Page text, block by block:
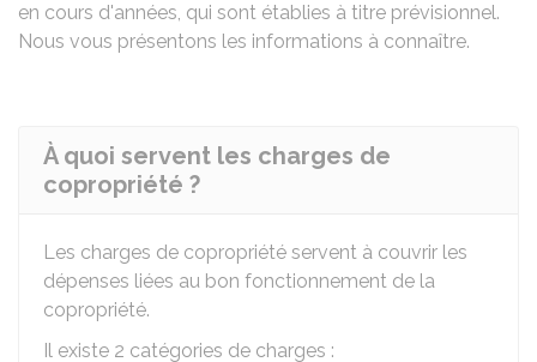
en cours d'années, qui sont établies à titre prévisionnel.
Nous vous présentons les informations à connaître.
À quoi servent les charges de
copropriété ?
Les charges de copropriété servent à couvrir les
dépenses liées au bon fonctionnement de la
copropriété.
Il existe 2 catégories de charges :